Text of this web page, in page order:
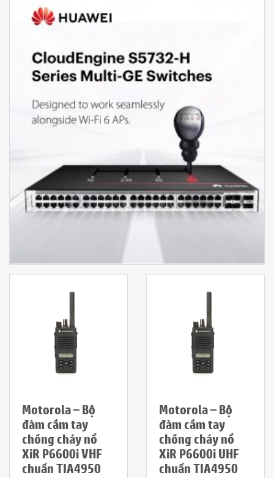
Motorola – Bộ
đàm cầm tay
chống cháy nổ
XiR P6600i VHF
chuẩn TIA4950
Motorola – Bộ
đàm cầm tay
chống cháy nổ
XiR P6600i UHF
chuẩn TIA4950